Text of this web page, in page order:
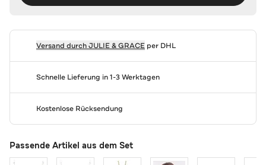
Versand durchJULIE & GRACEper DHL
Schnelle Lieferung in 1-3 Werktagen
Kostenlose Rücksendung
Passende Artikel aus dem Set